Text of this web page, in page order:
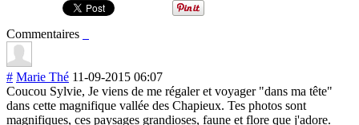
Commentaires
# Marie Thé 11-09-2015 06:07
Coucou Sylvie, Je viens de me régaler et voyager "dans ma tête"
dans cette magnifique vallée des Chapieux. Tes photos sont
magnifiques, ces paysages grandioses, faune et flore que j'adore.